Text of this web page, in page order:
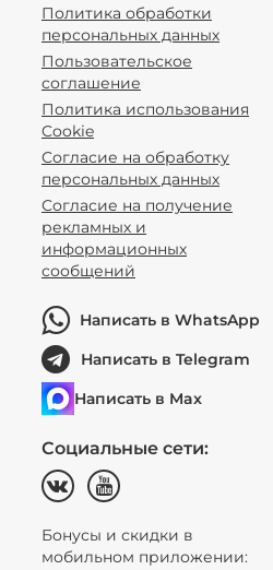
Политика обработки
персональных данных
Пользовательское
соглашение
Политика использования
Cookie
Согласие на обработку
персональных данных
Согласие на получение
рекламных и
информационных
сообщений
Написать в WhatsApp
Написать в Telegram
Написать в Max
Социальные сети:
Бонусы и скидки в
мобильном приложении: